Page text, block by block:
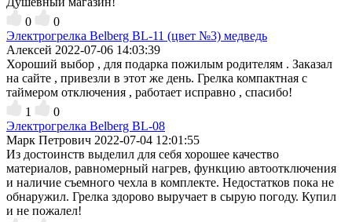
0
0
Электрогрелка Belberg BL-11 (цвет №3) медведь
Алексей 2022-07-06 14:03:39
Хороший выбор , для подарка пожилым родителям . Заказал
на сайте , привезли в этот же день. Грелка компактная с
таймером отключения , работает исправно , спасибо!
1
0
Электрогрелка Belberg BL-08
Марк Петрович 2022-07-04 12:01:55
Из достоинств выделил для себя хорошее качество
материалов, равномерный нагрев, функцию автоотключения
и наличие съемного чехла в комплекте. Недостатков пока не
обнаружил. Грелка здорово выручает в сырую погоду. Купил
и не пожалел!